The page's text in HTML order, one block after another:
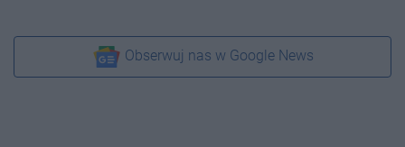
Obserwuj nas w Google News